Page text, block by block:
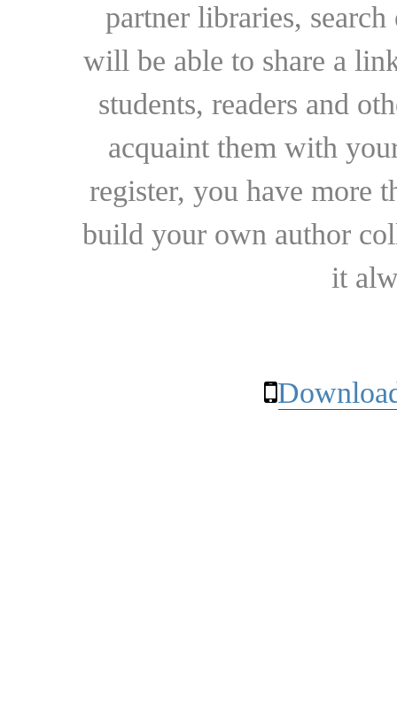
partner libraries,
will be able to share a
students, readers and
acquaint them with
register, you have more
build your own author
it